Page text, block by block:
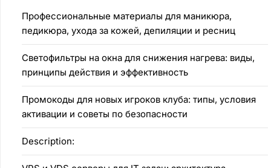
Профессиональные материалы для маникюра,
педикюра, ухода за кожей, депиляции и ресниц
Светофильтры на окна для снижения нагрева: виды,
принципы действия и эффективность
Промокоды для новых игроков клуба: типы, условия
активации и советы по безопасности
Description: